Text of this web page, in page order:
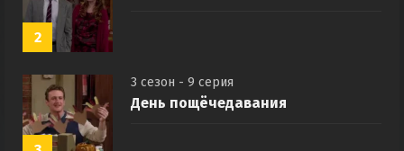
2
3 сезон - 9 серия
День пощёчедавания